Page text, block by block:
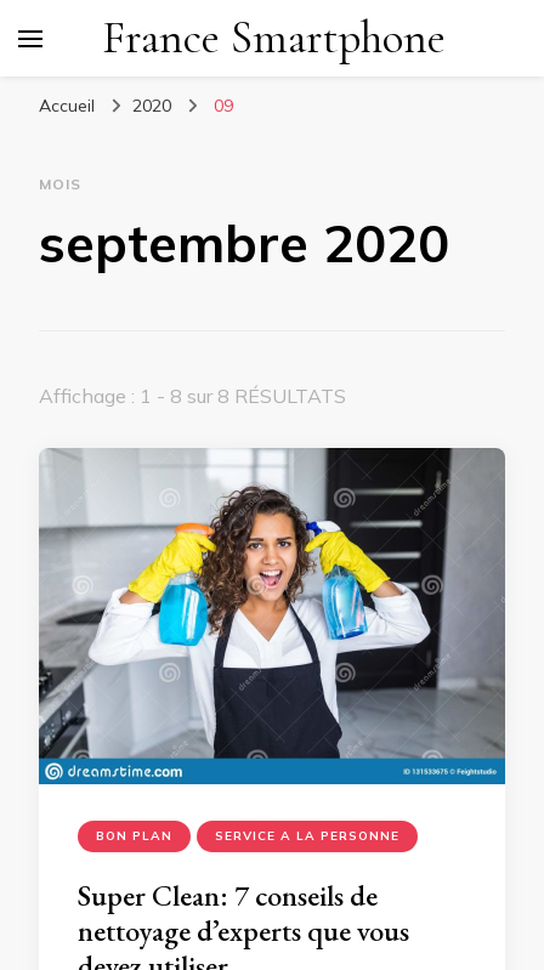
France Smartphone
Accueil 2020 09
MOIS
septembre 2020
Affichage : 1 - 8 sur 8 RÉSULTATS
BON PLAN SERVICE A LA PERSONNE
Super Clean: 7 conseils de
nettoyage d’experts que vous